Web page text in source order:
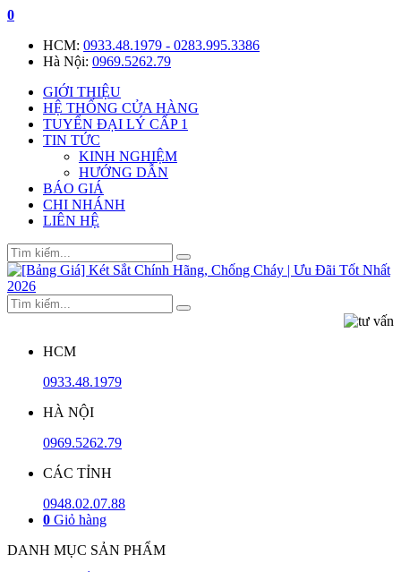
0
HCM: 0933.48.1979 - 0283.995.3386
Hà Nội: 0969.5262.79
GIỚI THIỆU
HỆ THỐNG CỬA HÀNG
TUYỂN ĐẠI LÝ CẤP 1
TIN TỨC
KINH NGHIỆM
HƯỚNG DẪN
BÁO GIÁ
CHI NHÁNH
LIÊN HỆ
HCM
0933.48.1979
HÀ NỘI
0969.5262.79
CÁC TỈNH
0948.02.07.88
0 Giỏ hàng
DANH MỤC SẢN PHẨM